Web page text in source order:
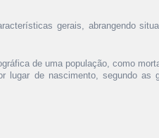
gerais, abrangendo
de uma população, como
lugar de nascimento, segundo as